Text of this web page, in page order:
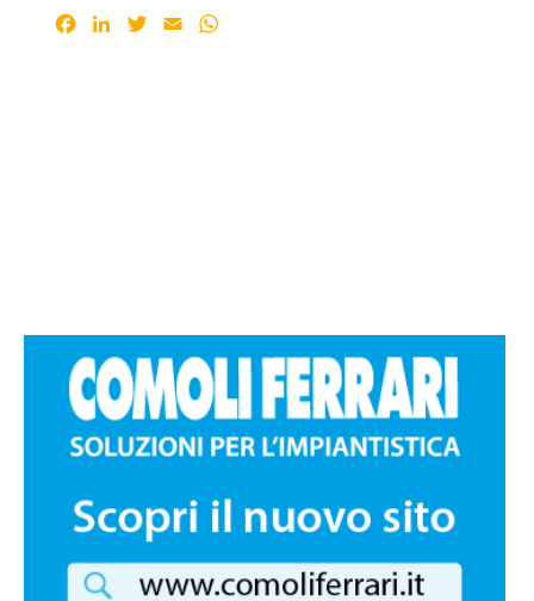
Facebook
LinkedInTwitter
Email